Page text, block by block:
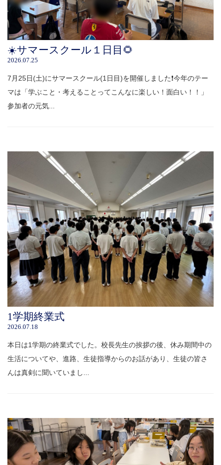
☀️サマースクール１日目🌻
2026.07.25
7月25日(土)にサマースクール(1日目)を開催しました❗️今年のテー
マは「学ぶこと・考えることってこんなに楽しい！面白い！！」
参加者の元気...
1学期終業式
2026.07.18
本日は1学期の終業式でした。校長先生の挨拶の後、休み期間中の
生活についてや、進路、生徒指導からのお話があり、生徒の皆さ
んは真剣に聞いていまし...